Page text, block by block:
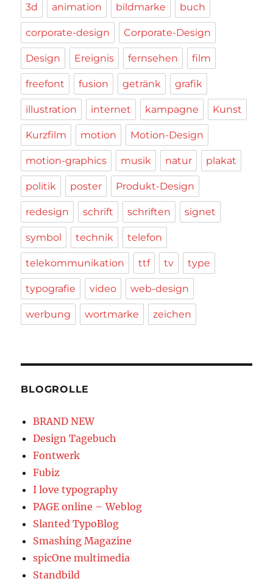
3d animation bildmarke buch
corporate-design Corporate-Design
Design Ereignis fernsehen film
freefont fusion getränk grafik
illustration internet kampagne Kunst
Kurzfilm motion Motion-Design
motion-graphics musik natur plakat
politik poster Produkt-Design
redesign schrift schriften signet
symbol technik telefon
telekommunikation ttf tv type
typografie video web-design
werbung wortmarke zeichen
BLOGROLLE
BRAND NEW
Design Tagebuch
Fontwerk
Fubiz
I love typography
PAGE online – Weblog
Slanted TypoBlog
Smashing Magazine
spicOne multimedia
Standbild